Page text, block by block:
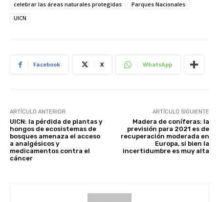
celebrar las áreas naturales protegidas
Parques Nacionales
UICN
Facebook X WhatsApp
ARTÍCULO ANTERIOR
UICN: la pérdida de plantas y
hongos de ecosistemas de
bosques amenaza el acceso
a analgésicos y
medicamentos contra el
cáncer
ARTÍCULO SIGUIENTE
Madera de coníferas: la
previsión para 2021 es de
recuperación moderada en
Europa, si bien la
incertidumbre es muy alta